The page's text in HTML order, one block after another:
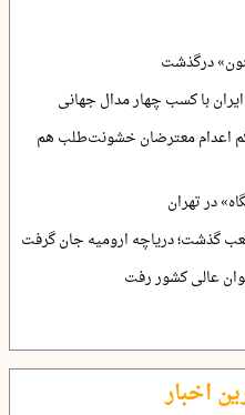
درگذشت
با کسب چهار مدال جهانی
اعدام معترضان خشونت‌طلب هم
در تهران
عالی کشور رفت
اخبار